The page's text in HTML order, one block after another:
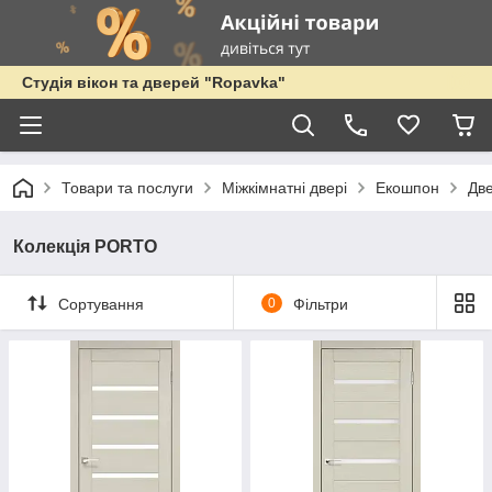
Студія вікон та дверей "Ropavka"
Товари та послуги Міжкімнатні двері Екошпон
Колекція PORTO
Сортування 0 Фільтри